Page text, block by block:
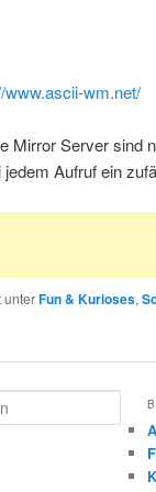
www.ascii-wm.net/
Mirror Server sind
jedem Aufruf ein
unter Fun & Kurioses,